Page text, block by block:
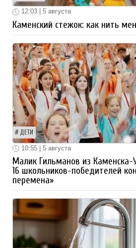
12:03 | 5 августа
Каменский стежок: как нить
ДЕТИ
10:55 | 5 августа
Малик Гильманов из Каменска-
16 школьников-победителей
перемена»